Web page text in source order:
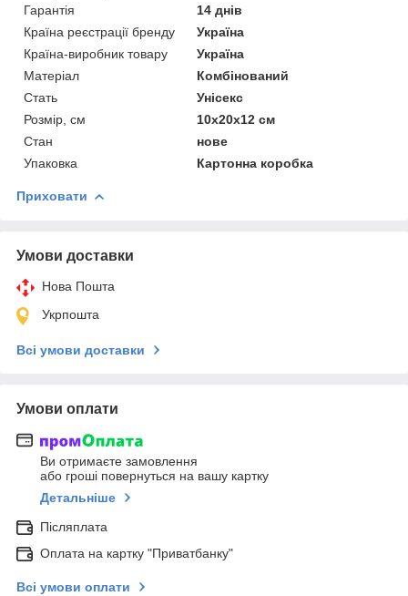
Гарантія
14 днів
Країна реєстрації бренду
Україна
Країна-виробник товару
Україна
Матеріал
Комбінований
Стать
Унісекс
Розмір, см
10х20х12 см
Стан
нове
Упаковка
Картонна коробка
Приховати
Умови доставки
Нова Пошта
Укрпошта
Всі умови доставки
Умови оплати
Ви отримаєте замовлення
або гроші повернуться на вашу картку
Детальніше
Післяплата
Оплата на картку "Приватбанку"
Всі умови оплати